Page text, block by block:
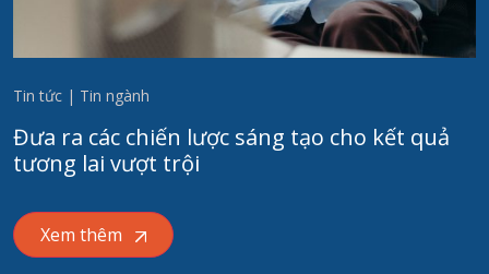
Tin tức | Tin ngành
Đưa ra các chiến lược sáng tạo cho kết quả
tương lai vượt trội
Xem thêm